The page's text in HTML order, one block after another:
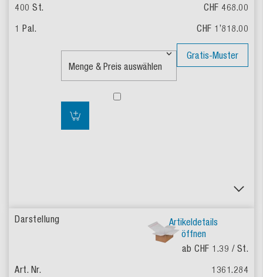
CHF 468.00
CHF 1’818.00
Gratis-Muster
Artikeldetails
öffnen
ab CHF 1.39 / St.
1361.284